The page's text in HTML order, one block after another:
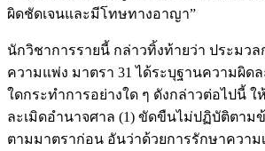
ผิดชัดเจนและมีโทษทางอาญา”
นักวิชาการรายนี้ กล่าวทิ้งท้ายว่า ประมว
ความแพ่ง มาตรา 31 ได้ระบุฐานความผิด
ใดกระทำการอย่างใด ๆ ดังกล่าวต่อไปนี้
ละเมิดอำนาจศาล (1) ขัดขืนไม่ปฏิบัติตาม
ตามมาตราก่อน อันว่าด้วยการรักษาความ